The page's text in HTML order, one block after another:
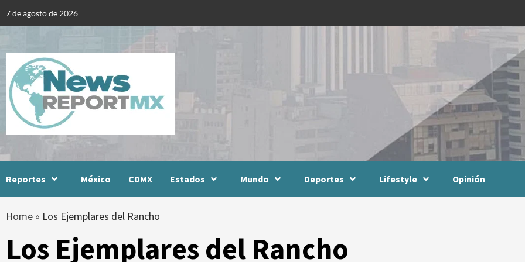
7 de agosto de 2026
Reportes México CDMX Estados Mundo Deportes Lifestyle Opinión
Home » Los Ejemplares del Rancho
Los Ejemplares del Rancho